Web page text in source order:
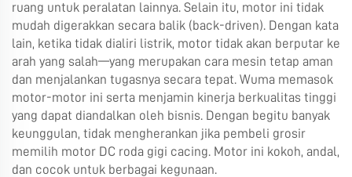
ruang untuk peralatan lainnya. Selain itu, motor ini tidak
mudah digerakkan secara balik (back-driven). Dengan kata
lain, ketika tidak dialiri listrik, motor tidak akan berputar ke
arah yang salah—yang merupakan cara mesin tetap aman
dan menjalankan tugasnya secara tepat. Wuma memasok
motor-motor ini serta menjamin kinerja berkualitas tinggi
yang dapat diandalkan oleh bisnis. Dengan begitu banyak
keunggulan, tidak mengherankan jika pembeli grosir
memilih motor DC roda gigi cacing. Motor ini kokoh, andal,
dan cocok untuk berbagai kegunaan.